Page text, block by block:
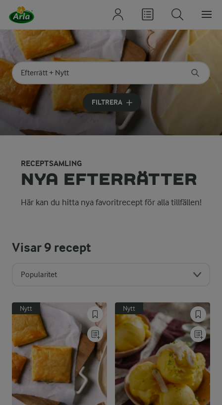
Sök på kategori eller ingrediens
Skriv in sökord för att få förslag
FILTRERA
RECEPTSAMLING
NYA EFTERRÄTTER
Här kan du hitta nya favoritrecept för alla tillfällen!
Visar9 recept
Popularitet
Nytt Nytt